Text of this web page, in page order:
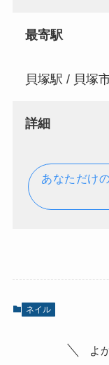
最寄駅
貝塚駅 / 貝塚
詳細
あなただけ
ネイル
よ